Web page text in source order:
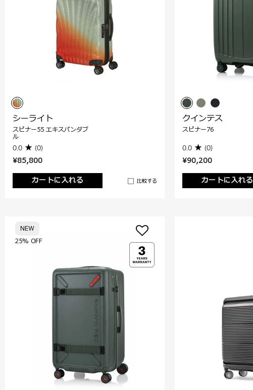
¥85,800
カートに入れる
比較する
シーライト
スピナー55 エキスパンダブ
ル
0.0 (0)
¥90,200
カートに入れる
クインテス
スピナー76
0.0 (0)
25% OFF
NEW